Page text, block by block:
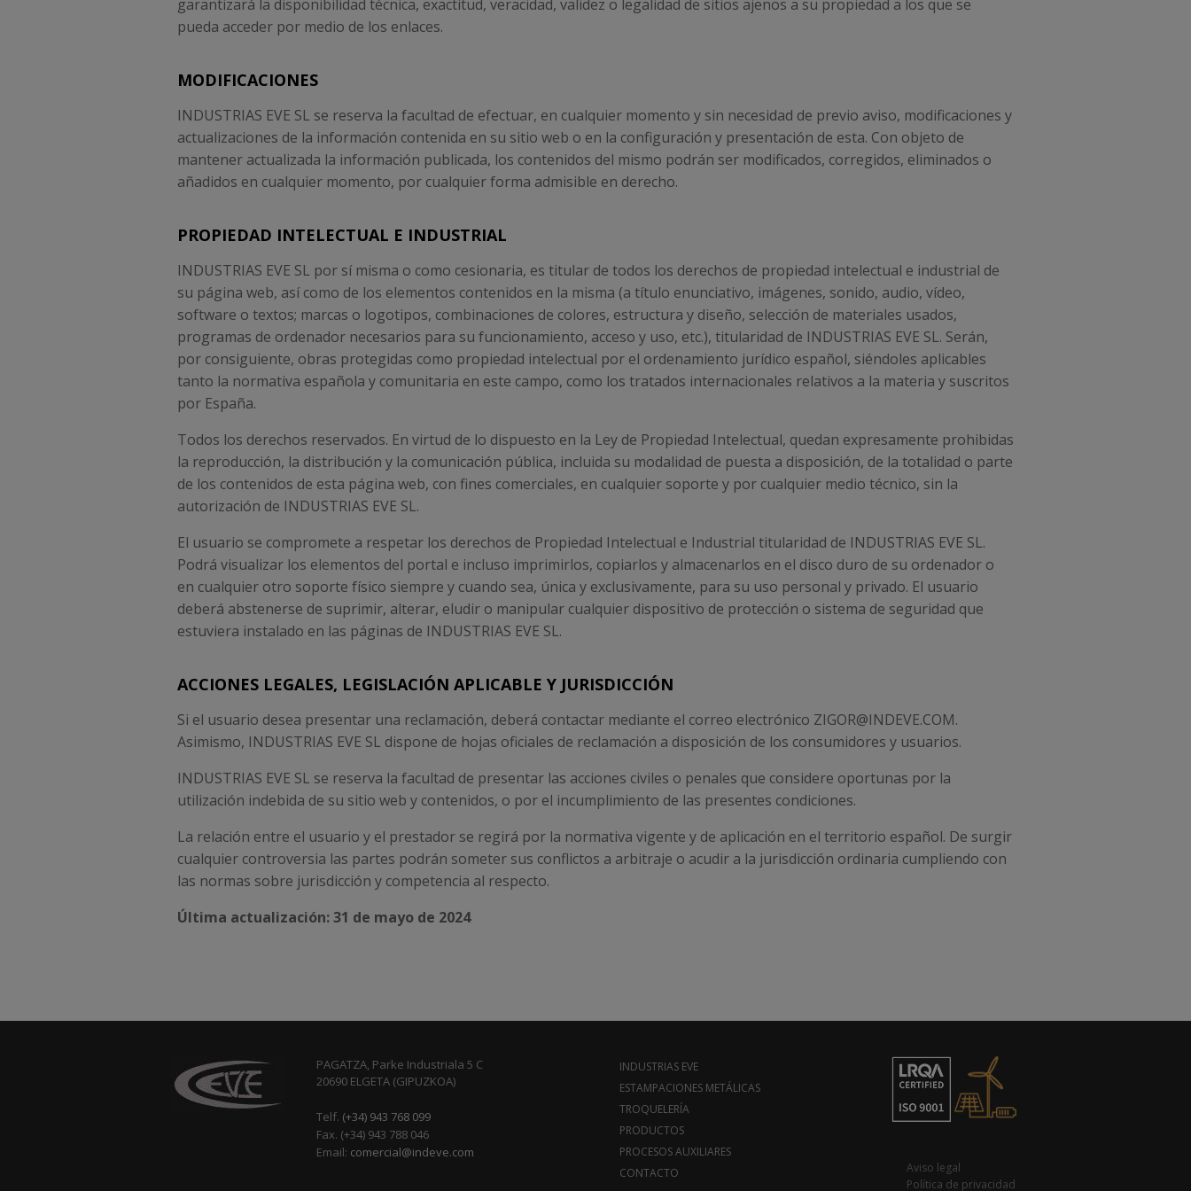
garantizará la disponibilidad técnica, exactitud, veracidad, validez o legalidad de sitios ajenos a su propiedad a los que se
pueda acceder por medio de los enlaces.
MODIFICACIONES
INDUSTRIAS EVE SL se reserva la facultad de efectuar, en cualquier momento y sin necesidad de previo aviso, modificaciones y
actualizaciones de la información contenida en su sitio web o en la configuración y presentación de esta. Con objeto de
mantener actualizada la información publicada, los contenidos del mismo podrán ser modificados, corregidos, eliminados o
añadidos en cualquier momento, por cualquier forma admisible en derecho.
PROPIEDAD INTELECTUAL E INDUSTRIAL
INDUSTRIAS EVE SL por sí misma o como cesionaria, es titular de todos los derechos de propiedad intelectual e industrial de
su página web, así como de los elementos contenidos en la misma (a título enunciativo, imágenes, sonido, audio, vídeo,
software o textos; marcas o logotipos, combinaciones de colores, estructura y diseño, selección de materiales usados,
programas de ordenador necesarios para su funcionamiento, acceso y uso, etc.), titularidad de INDUSTRIAS EVE SL. Serán,
por consiguiente, obras protegidas como propiedad intelectual por el ordenamiento jurídico español, siéndoles aplicables
tanto la normativa española y comunitaria en este campo, como los tratados internacionales relativos a la materia y suscritos
por España.
Todos los derechos reservados. En virtud de lo dispuesto en la Ley de Propiedad Intelectual, quedan expresamente prohibidas
la reproducción, la distribución y la comunicación pública, incluida su modalidad de puesta a disposición, de la totalidad o parte
de los contenidos de esta página web, con fines comerciales, en cualquier soporte y por cualquier medio técnico, sin la
autorización de INDUSTRIAS EVE SL.
El usuario se compromete a respetar los derechos de Propiedad Intelectual e Industrial titularidad de INDUSTRIAS EVE SL.
Podrá visualizar los elementos del portal e incluso imprimirlos, copiarlos y almacenarlos en el disco duro de su ordenador o
en cualquier otro soporte físico siempre y cuando sea, única y exclusivamente, para su uso personal y privado. El usuario
deberá abstenerse de suprimir, alterar, eludir o manipular cualquier dispositivo de protección o sistema de seguridad que
estuviera instalado en las páginas de INDUSTRIAS EVE SL.
ACCIONES LEGALES, LEGISLACIÓN APLICABLE Y JURISDICCIÓN
Si el usuario desea presentar una reclamación, deberá contactar mediante el correo electrónico ZIGOR@INDEVE.COM.
Asimismo, INDUSTRIAS EVE SL dispone de hojas oficiales de reclamación a disposición de los consumidores y usuarios.
INDUSTRIAS EVE SL se reserva la facultad de presentar las acciones civiles o penales que considere oportunas por la
utilización indebida de su sitio web y contenidos, o por el incumplimiento de las presentes condiciones.
La relación entre el usuario y el prestador se regirá por la normativa vigente y de aplicación en el territorio español. De surgir
cualquier controversia las partes podrán someter sus conflictos a arbitraje o acudir a la jurisdicción ordinaria cumpliendo con
las normas sobre jurisdicción y competencia al respecto.
Última actualización: 31 de mayo de 2024
PAGATZA, Parke Industriala 5 C
20690 ELGETA (GIPUZKOA)
Telf. (+34) 943 768 099
Fax. (+34) 943 788 046
Email: comercial@indeve.com
INDUSTRIAS EVE
ESTAMPACIONES METÁLICAS
TROQUELERÍA
PRODUCTOS
PROCESOS AUXILIARES
CONTACTO
Aviso legal
Política de privacidad